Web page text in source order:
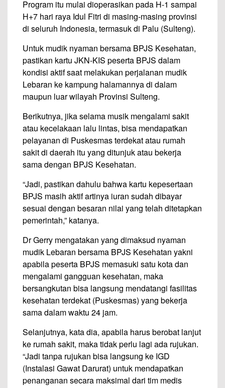
Program itu mulai dioperasikan pada H-1 sampai
H+7 hari raya Idul Fitri di masing-masing provinsi
di seluruh Indonesia, termasuk di Palu (Sulteng).
Untuk mudik nyaman bersama BPJS Kesehatan,
pastikan kartu JKN-KIS peserta BPJS dalam
kondisi aktif saat melakukan perjalanan mudik
Lebaran ke kampung halamannya di dalam
maupun luar wilayah Provinsi Sulteng.
Berikutnya, jika selama musik mengalami sakit
atau kecelakaan lalu lintas, bisa mendapatkan
pelayanan di Puskesmas terdekat atau rumah
sakit di daerah itu yang ditunjuk atau bekerja
sama dengan BPJS Kesehatan.
“Jadi, pastikan dahulu bahwa kartu kepesertaan
BPJS masih aktif artinya iuran sudah dibayar
sesuai dengan besaran nilai yang telah ditetapkan
pemerintah,” katanya.
Dr Gerry mengatakan yang dimaksud nyaman
mudik Lebaran bersama BPJS Kesehatan yakni
apabila peserta BPJS memasuki satu kota dan
mengalami gangguan kesehatan, maka
bersangkutan bisa langsung mendatangi fasilitas
kesehatan terdekat (Puskesmas) yang bekerja
sama dalam waktu 24 jam.
Selanjutnya, kata dia, apabila harus berobat lanjut
ke rumah sakit, maka tidak perlu lagi ada rujukan.
“Jadi tanpa rujukan bisa langsung ke IGD
(Instalasi Gawat Darurat) untuk mendapatkan
penanganan secara maksimal dari tim medis